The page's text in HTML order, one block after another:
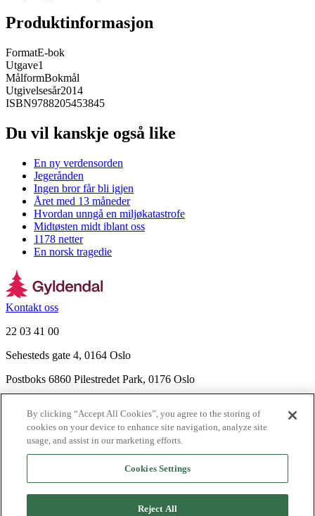
Produktinformasjon
FormatE-bok
Utgave1
MålformBokmål
Utgivelsesår2014
ISBN9788205453845
Du vil kanskje også like
En ny verdensorden
Jegerånden
Ingen bror får bli igjen
Året med 13 måneder
Hvordan unngå en miljøkatastrofe
Midtøsten midt iblant oss
1178 netter
En norsk tragedie
Kontakt oss
22 03 41 00
Sehesteds gate 4, 0164 Oslo
Postboks 6860 Pilestredet Park, 0176 Oslo
Nyhetsbrev
Ledige stillinger
Send inn manus
By clicking “Accept All Cookies”, you agree to the storing of
cookies on your device to enhance site navigation, analyze site
usage, and assist in our marketing efforts.
Cookies Settings
Reject All